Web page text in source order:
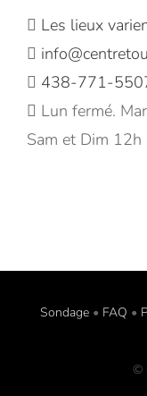
Les lieux
438-771-
Lun fermé.
Sam et Dim
Sondage• FAQ •
©